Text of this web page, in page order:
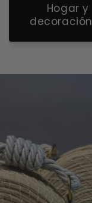
Hogar y
decoración